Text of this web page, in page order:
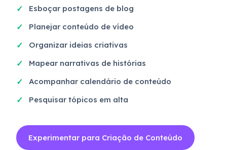
Esboçar postagens de blog
Planejar conteúdo de vídeo
Organizar ideias criativas
Mapear narrativas de histórias
Acompanhar calendário de conteúdo
Pesquisar tópicos em alta
Experimentar para Criação de Conteúdo